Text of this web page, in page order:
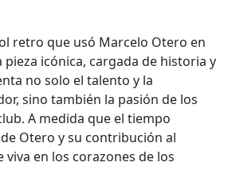
retro que usó Marcelo Otero en
pieza icónica, cargada de historia y
no solo el talento y la
sino también la pasión de los
A medida que el tiempo
Otero y su contribución al
viva en los corazones de los